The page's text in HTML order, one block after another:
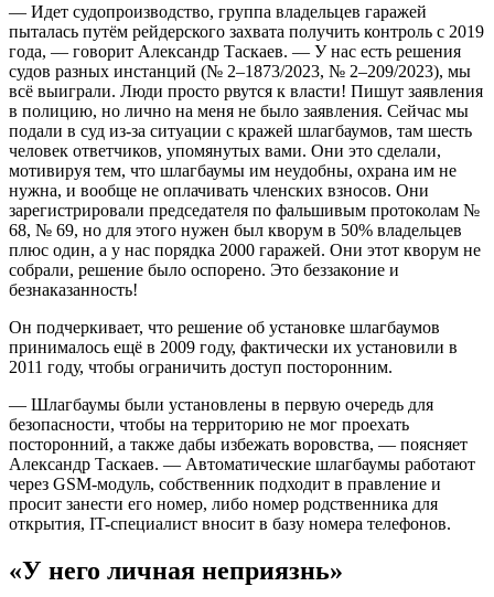
— Идет судопроизводство, группа владельцев гаражей
пыталась путём рейдерского захвата получить контроль с 2019
года, — говорит Александр Таскаев. — У нас есть решения
судов разных инстанций (№ 2–1873/2023, № 2–209/2023), мы
всё выиграли. Люди просто рвутся к власти! Пишут заявления
в полицию, но лично на меня не было заявления. Сейчас мы
подали в суд из-за ситуации с кражей шлагбаумов, там шесть
человек ответчиков, упомянутых вами. Они это сделали,
мотивируя тем, что шлагбаумы им неудобны, охрана им не
нужна, и вообще не оплачивать членских взносов. Они
зарегистрировали председателя по фальшивым протоколам №
68, № 69, но для этого нужен был кворум в 50% владельцев
плюс один, а у нас порядка 2000 гаражей. Они этот кворум не
собрали, решение было оспорено. Это беззаконие и
безнаказанность!
Он подчеркивает, что решение об установке шлагбаумов
принималось ещё в 2009 году, фактически их установили в
2011 году, чтобы ограничить доступ посторонним.
— Шлагбаумы были установлены в первую очередь для
безопасности, чтобы на территорию не мог проехать
посторонний, а также дабы избежать воровства, — поясняет
Александр Таскаев. — Автоматические шлагбаумы работают
через GSM-модуль, собственник подходит в правление и
просит занести его номер, либо номер родственника для
открытия, IT-специалист вносит в базу номера телефонов.
«У него личная неприязнь»